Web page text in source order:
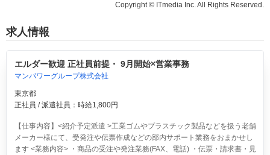
Copyright © ITmedia Inc. All Rights Reserved.
求人情報
エルダー歓迎 正社員前提・ 9月開始×営業事務
マンパワーグループ株式会社
東京都
正社員 / 派遣社員：時給1,800円
【仕事内容】<紹介予定派遣 >工業ゴムやプラスチック製品などを扱う老舗
メーカー様にて、受発注や伝票作成などの部内サポート業務をおまかせし
ます <業務内容> ・商品の受注や発注業務(FAX、電話) ・伝票・請求書・見